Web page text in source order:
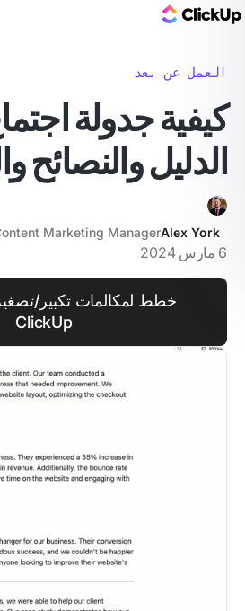
العمل عن بعد
الدليل والنصائح
Alex York
Marketing Manager
6 مارس 2024
خطط لمكالمات تكبير/
ClickUp